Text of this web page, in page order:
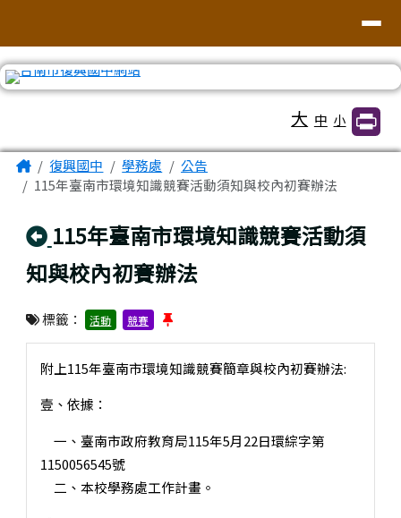
大 中 小
主內容區域
Home復興國中 學務處
公告
115年臺南市環境知識競賽活動須知與校內初賽辦法
回上頁
115年臺南市環境知識競賽活動須
知與校內初賽辦法
標籤： 活動 競賽
附上115年臺南市環境知識競賽簡章與校內初賽辦法:
壹、依據：
一、臺南市政府教育局115年5月22日環綜字第
1150056545號
二、本校學務處工作計畫。
頁尾區域